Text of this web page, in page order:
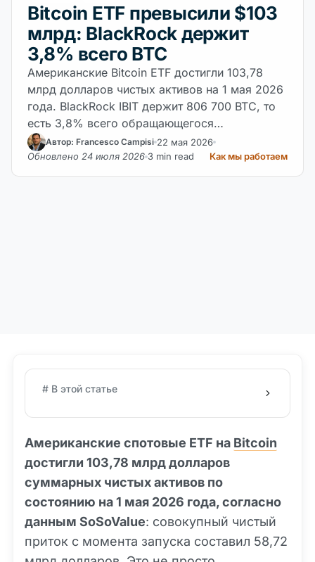
Bitcoin ETF превысили $103
млрд: BlackRock держит
3,8% всего BTC
Американские Bitcoin ETF достигли 103,78
млрд долларов чистых активов на 1 мая 2026
года. BlackRock IBIT держит 806 700 BTC, то
есть 3,8% всего обращающегося…
Автор: Francesco Campisi 22 мая 2026
Обновлено 24 июля 2026 3 min read Как мы работаем
# В этой статье
Американские спотовые ETF на Bitcoin
достигли 103,78 млрд долларов
суммарных чистых активов по
состоянию на 1 мая 2026 года, согласно
данным SoSoValue: совокупный чистый
приток с момента запуска составил 58,72